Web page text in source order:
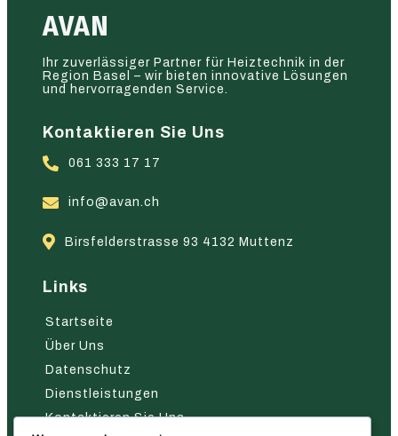
AVAN
Ihr zuverlässiger Partner für Heiztechnik in der
Region Basel – wir bieten innovative Lösungen
und hervorragenden Service.
Kontaktieren Sie Uns
061 333 17 17
info@avan.ch
Birsfelderstrasse 93 4132 Muttenz
Links
Startseite
Über Uns
Datenschutz
Dienstleistungen
Kontaktieren Sie Uns